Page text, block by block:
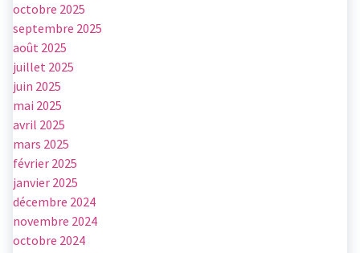
octobre 2025
septembre 2025
août 2025
juillet 2025
juin 2025
mai 2025
avril 2025
mars 2025
février 2025
janvier 2025
décembre 2024
novembre 2024
octobre 2024